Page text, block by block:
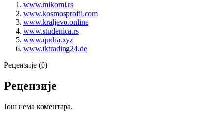
www.mikomi.rs
www.kosmosprofil.com
www.kraljevo.online
www.studenica.rs
www.qudra.xyz
www.tktrading24.de
Рецензије (0)
Рецензије
Још нема коментара.